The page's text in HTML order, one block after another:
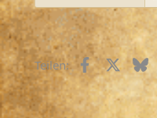
Teilen: Facebook
X